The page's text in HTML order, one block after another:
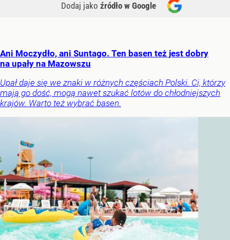
Dodaj jako źródło w Google
Ani Moczydło, ani Suntago. Ten basen też jest dobry
na upały na Mazowszu
Upał daje się we znaki w różnych częściach Polski. Ci, którzy
mają go dość, mogą nawet szukać lotów do chłodniejszych
krajów. Warto też wybrać basen.